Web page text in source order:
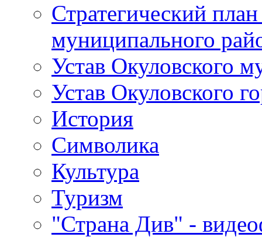
Стратегический
муниципального
Устав Окуловского
Устав Окуловского
История
Символика
Культура
Туризм
"Страна Див" -